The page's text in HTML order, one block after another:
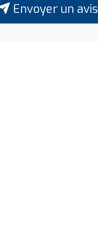
Envoyer un avis